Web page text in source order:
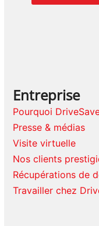
Entreprise
Pourquoi
Presse & médias
Visite virtuelle
Nos clients
Récupérations de
Travailler chez